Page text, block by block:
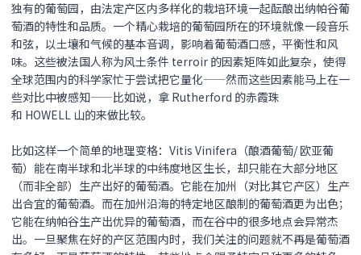
独有的葡萄园，由法定产区内多样化的栽培环境一起酝酿出纳帕谷葡
萄酒的特性和品质。一个精心栽培的葡萄园所在的环境就像一段音乐
和弦，以土壤和气候的基本音调，影响着葡萄酒口感，平衡性和风
味。这些被法国人称为风土条件 terroir 的因素矩阵如此复杂，使得
全球范围内的科学家忙于尝试把它量化——然而这些因素能马上在一
些对比中被感知——比如说，拿 Rutherford 的赤霞珠
和 HOWELL 山的来做比较。
比如这样一个简单的地理变格：Vitis Vinifera（酿酒葡萄/ 欧亚葡
萄）能在南半球和北半球的中纬度地区生长，却只能在大部分地区
（而非全部）生产出好的葡萄酒。它能在加州（对比其它产区）生产
出合宜的葡萄酒。而在加州沿海的特定地区酿制的葡萄酒更为出色；
它能在纳帕谷生产出优异的葡萄酒，而在谷中的很多地点会异常杰
出。一旦聚焦在好的产区范围内时，我们关注的问题就不再是葡萄酒